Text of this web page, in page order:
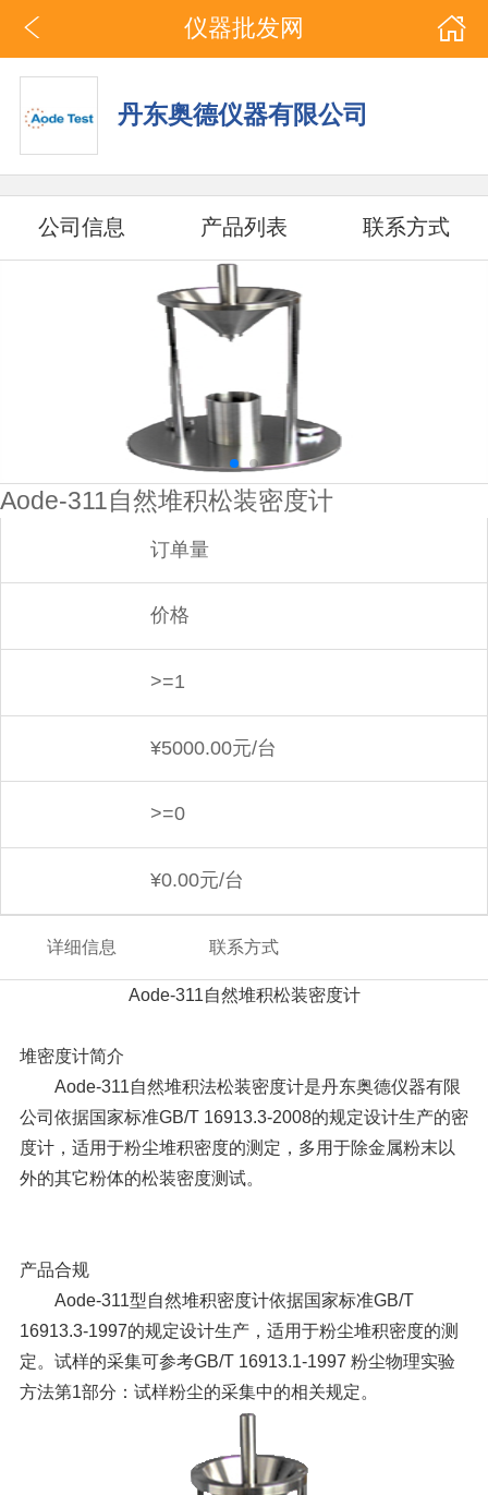
仪器批发网
丹东奥德仪器有限公司
公司信息 产品列表 联系方式
Aode-311自然堆积松装密度计
订单量
价格
>=1
¥5000.00元/台
>=0
¥0.00元/台
详细信息 联系方式
Aode-311自然堆积松装密度计
堆密度计简介
Aode-311自然堆积法松装密度计是丹东奥德仪器有限
公司依据国家标准GB/T 16913.3-2008的规定设计生产的密
度计，适用于粉尘堆积密度的测定，多用于除金属粉末以
外的其它粉体的松装密度测试。
产品合规
Aode-311型自然堆积密度计依据国家标准GB/T
16913.3-1997的规定设计生产，适用于粉尘堆积密度的测
定。试样的采集可参考GB/T 16913.1-1997 粉尘物理实验
方法第1部分：试样粉尘的采集中的相关规定。